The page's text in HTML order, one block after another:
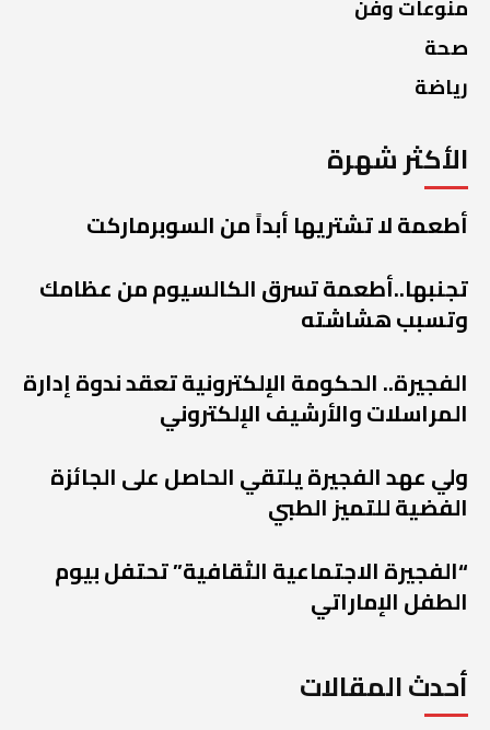
منوعات وفن
صحة
رياضة
الأكثر شهرة
أطعمة لا تشتريها أبداً من السوبرماركت
تجنبها..أطعمة تسرق الكالسيوم من عظامك
وتسبب هشاشته
الفجيرة.. الحكومة الإلكترونية تعقد ندوة إدارة
المراسلات والأرشيف الإلكتروني
ولي عهد الفجيرة يلتقي الحاصل على الجائزة
الفضية للتميز الطبي
“الفجيرة الاجتماعية الثقافية” تحتفل بيوم
الطفل الإماراتي
أحدث المقالات